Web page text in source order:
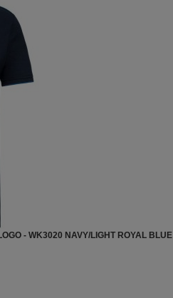
- WK3020 NAVY/LIGHT ROYAL BLUE